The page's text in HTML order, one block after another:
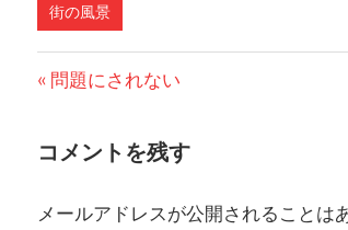
街の風景
稿
前
投
問題にされない
コメントを残す
メールアドレスが公開されることは